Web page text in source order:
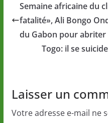
Semaine africaine du
fatalité», Ali Bongo
du Gabon pour abriter
Togo: il se
Laisser un
Votre adresse e-mail ne